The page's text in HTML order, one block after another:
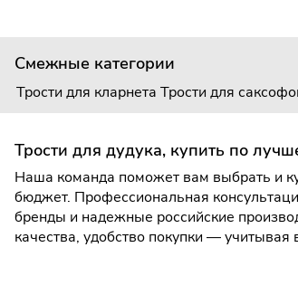
Смежные категории
Трости для кларнета Трости для
Трости для дудука, купить по
Наша команда поможет вам выбрать и
бюджет. Профессиональная
бренды и надежные российские
качества, удобство покупки —